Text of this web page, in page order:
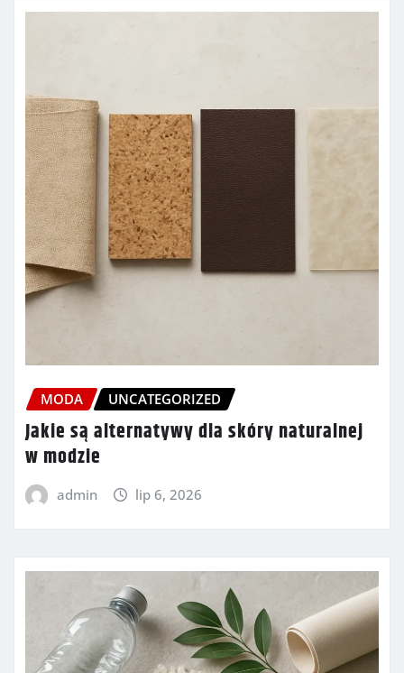
MODA UNCATEGORIZED
Jakie są alternatywy dla skóry naturalnej
w modzie
admin lip 6, 2026